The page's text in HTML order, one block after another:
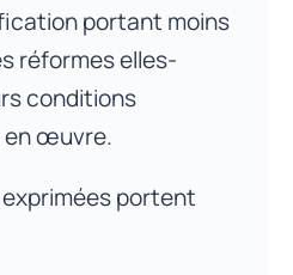
portant moins
réformes elles-
conditions
en œuvre.
portent